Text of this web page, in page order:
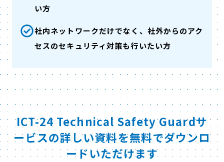
い方
社内ネットワークだけでなく、社外からのアク
セスのセキュリティ対策も行いたい方
ICT-24 Technical Safety Guardサ
ービスの詳しい資料を無料でダウンロ
ードいただけます